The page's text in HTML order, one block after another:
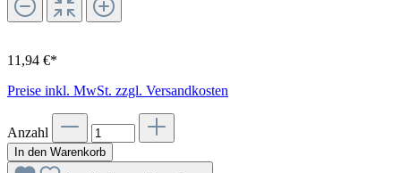
11,94 €*
Preise inkl. MwSt. zzgl. Versandkosten
Anzahl
In den Warenkorb